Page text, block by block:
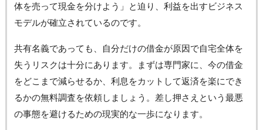
体を売って現金を分けよう」と迫り、利益を出すビジネス
モデルが確立されているのです。
共有名義であっても、自分だけの借金が原因で自宅全体を
失うリスクは十分にあります。まずは専門家に、今の借金
をどこまで減らせるか、利息をカットして返済を楽にでき
るかの無料調査を依頼しましょう。差し押さえという最悪
の事態を避けるための現実的な一歩になります。